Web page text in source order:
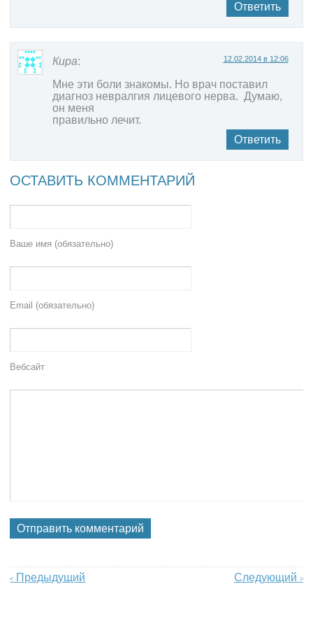
Ответить
Кира: 12.02.2014 в 12:06
Мне эти боли знакомы. Но врач поставил
диагноз невралгия лицевого нерва. Думаю,
он меня
правильно лечит.
Ответить
ОСТАВИТЬ КОММЕНТАРИЙ
Ваше имя (обязательно)
Email (обязательно)
Вебсайт
< Предыдущий Следующий >